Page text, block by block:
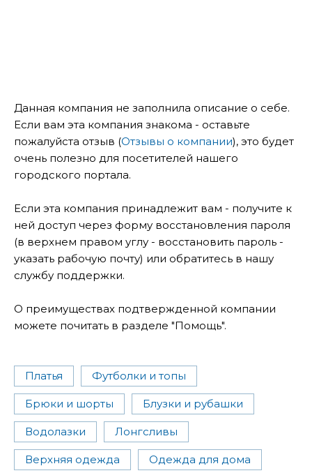
Данная компания не заполнила описание о себе.
Если вам эта компания знакома - оставьте
пожалуйста отзыв (Отзывы о компании), это будет
очень полезно для посетителей нашего
городского портала.
Если эта компания принадлежит вам - получите к
ней доступ через форму восстановления пароля
(в верхнем правом углу - восстановить пароль -
указать рабочую почту) или обратитесь в нашу
службу поддержки.
О преимуществах подтвержденной компании
можете почитать в разделе "Помощь".
Платья Футболки и топы
Брюки и шорты Блузки и рубашки
Водолазки Лонгсливы
Верхняя одежда Одежда для дома